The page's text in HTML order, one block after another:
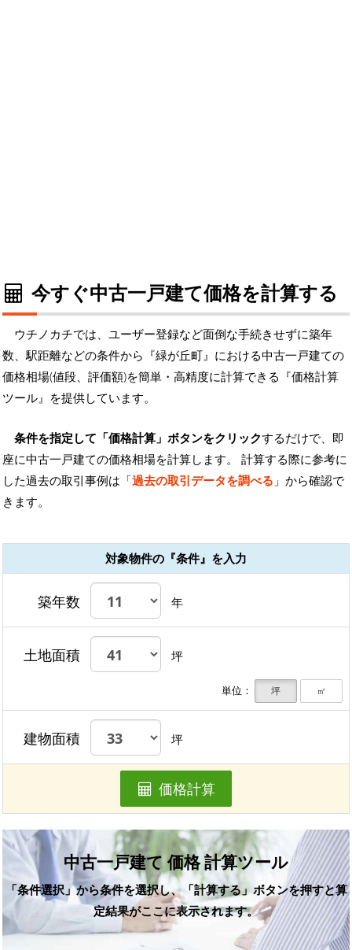
今すぐ中古一戸建て価格を計算する
ウチノカチでは、ユーザー登録など面倒な手続きせずに築年
数、駅距離などの条件から『緑が丘町』における中古一戸建ての
価格相場(値段、評価額)を簡単・高精度に計算できる『価格計算
ツール』を提供しています。
条件を指定して「価格計算」ボタンをクリックするだけで、即
座に中古一戸建ての価格相場を計算します。 計算する際に参考に
した過去の取引事例は「過去の取引データを調べる 」から確認で
きます。
対象物件の『条件』を入力
築年数 年
土地面積 坪
単位： 坪 ㎡
建物面積 坪
価格計算
中古一戸建て 価格 計算ツール
「条件選択」から条件を選択し、「計算する」ボタンを押すと算
定結果がここに表示されます。